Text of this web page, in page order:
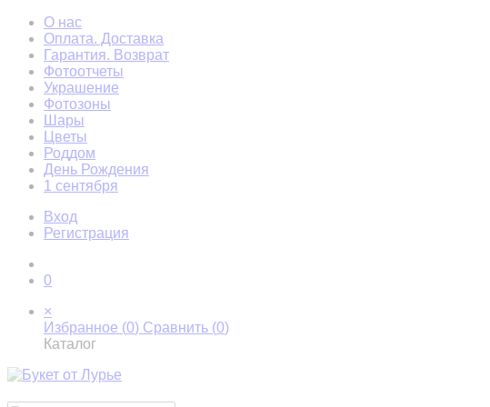
О нас
Оплата. Доставка
Гарантия. Возврат
Фотоотчеты
Украшение
Фотозоны
Шары
Цветы
Роддом
День Рождения
1 сентября
Вход
Регистрация
0
×
Избранное (0) Сравнить (0)
Каталог